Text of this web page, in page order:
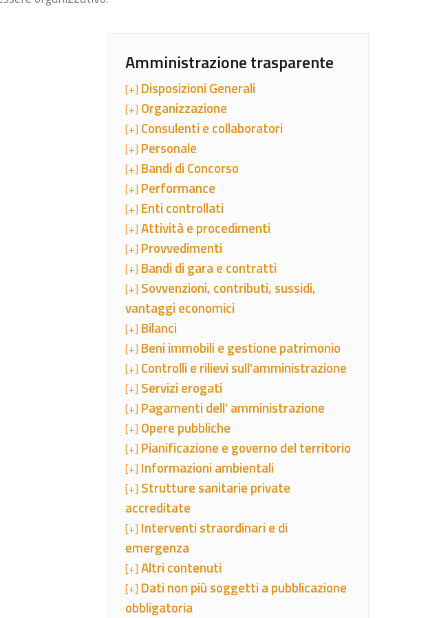
Amministrazione trasparente
[+] Disposizioni Generali
[+] Organizzazione
[+] Consulenti e collaboratori
[+] Personale
[+] Bandi di Concorso
[+] Performance
[+] Enti controllati
[+] Attività e procedimenti
[+] Provvedimenti
[+] Bandi di gara e contratti
[+] Sovvenzioni, contributi, sussidi,
vantaggi economici
[+] Bilanci
[+] Beni immobili e gestione patrimonio
[+] Controlli e rilievi sull'amministrazione
[+] Servizi erogati
[+] Pagamenti dell' amministrazione
[+] Opere pubbliche
[+] Pianificazione e governo del territorio
[+] Informazioni ambientali
[+] Strutture sanitarie private
accreditate
[+] Interventi straordinari e di
emergenza
[+] Altri contenuti
[+] Dati non più soggetti a pubblicazione
obbligatoria